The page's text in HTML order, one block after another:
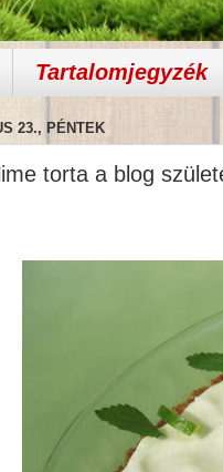
Tartalomjegyzék
23., PÉNTEK
torta a blog